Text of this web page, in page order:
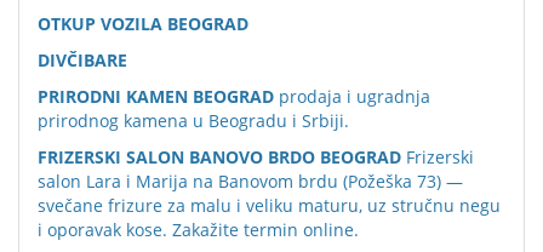
OTKUP VOZILA BEOGRAD
DIVČIBARE
PRIRODNI KAMEN BEOGRAD prodaja i ugradnja
prirodnog kamena u Beogradu i Srbiji.
FRIZERSKI SALON BANOVO BRDO BEOGRAD Frizerski
salon Lara i Marija na Banovom brdu (Požeška 73) —
svečane frizure za malu i veliku maturu, uz stručnu negu
i oporavak kose. Zakažite termin online.